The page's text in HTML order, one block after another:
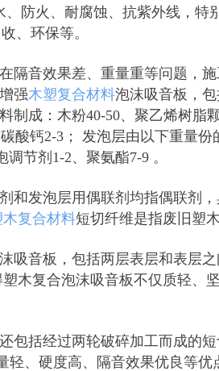
、防火、耐腐蚀、抗紫外线，特
、环保等。
隔音效果差、重量重等问题，
强木塑复合材料泡沫吸音板，
制成：木粉40-50、聚乙烯树脂
酸钙2-3； 发泡层由以下重量
节剂1-2、聚氨酯7-9 。
和发泡层用偶联剂均指偶联剂
木复合材料短切纤维是指废旧塑
吸音板，包括两层表层和表层
木复合泡沫吸音板不仅质轻、
包括经过两轮破碎加工而成的
轻、硬度高、隔音效果优良等优